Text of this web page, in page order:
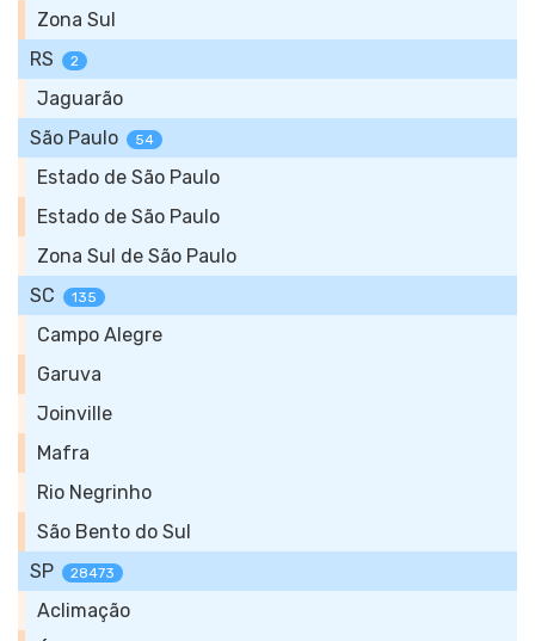
Zona Sul
RS
2
Jaguarão
São Paulo
54
Estado de São Paulo
Estado de São Paulo
Zona Sul de São Paulo
SC
135
Campo Alegre
Garuva
Joinville
Mafra
Rio Negrinho
São Bento do Sul
SP
28473
Aclimação